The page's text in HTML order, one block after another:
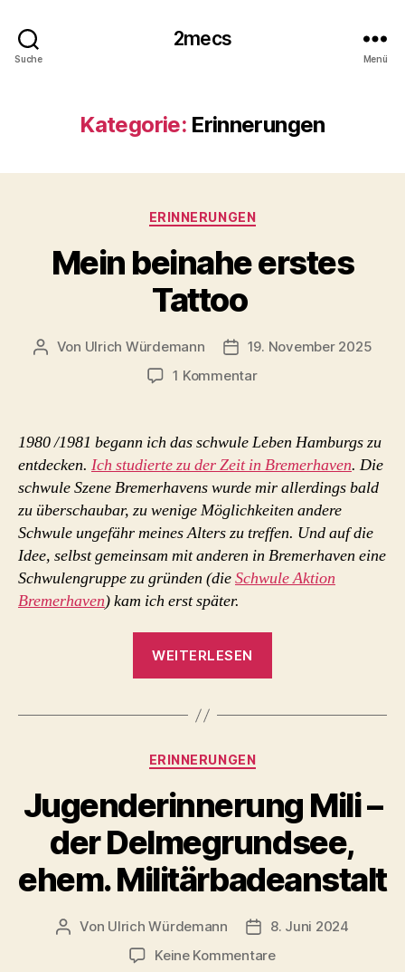
Suche
2mecs
Menü
Kategorie: Erinnerungen
Kategorien
ERINNERUNGEN
Mein beinahe erstes
Tattoo
Beitragsautor
Von Ulrich Würdemann Beitragsdatum
19. November 2025
1 Kommentarzu
erstes
1980 /1981 begann ich das schwule Leben Hamburgs zu
entdecken. Ich studierte zu der Zeit in Bremerhaven. Die
schwule Szene Bremerhavens wurde mir allerdings bald
zu überschaubar, zu wenige Möglichkeiten andere
Schwule ungefähr meines Alters zu treffen. Und auf die
Idee, selbst gemeinsam mit anderen in Bremerhaven eine
Schwulengruppe zu gründen (dieSchwule Aktion
Bremerhaven) kam ich erst später.
WEITERLESEN
Tattoo „
Kategorien
ERINNERUNGEN
Jugenderinnerung Mili –
der Delmegrundsee,
ehem. Militärbadeanstalt
Beitragsautor
Von Ulrich Würdemann Beitragsdatum
8. Juni 2024
Keine Kommentarezu